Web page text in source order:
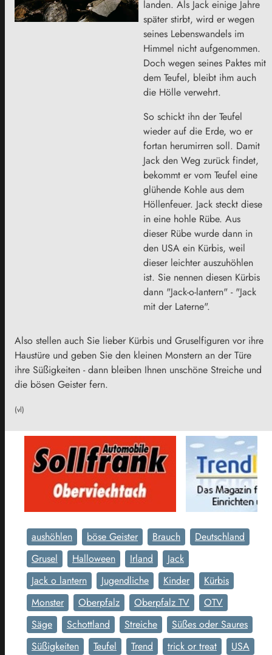
landen. Als Jack einige Jahre
später stirbt, wird er wegen
seines Lebenswandels im
Himmel nicht aufgenommen.
Doch wegen seines Paktes mit
dem Teufel, bleibt ihm auch
die Hölle verwehrt.
So schickt ihn der Teufel
wieder auf die Erde, wo er
fortan herumirren soll. Damit
Jack den Weg zurück findet,
bekommt er vom Teufel eine
glühende Kohle aus dem
Höllenfeuer. Jack steckt diese
in eine hohle Rübe. Aus
dieser Rübe wurde dann in
den USA ein Kürbis, weil
dieser leichter auszuhöhlen
ist. Sie nennen diesen Kürbis
dann "Jack-o-lantern" - "Jack
mit der Laterne".
Also stellen auch Sie lieber Kürbis und Gruselfiguren vor ihre
Haustüre und geben Sie den kleinen Monstern an der Türe
ihre Süßigkeiten - dann bleiben Ihnen unschöne Streiche und
die bösen Geister fern.
(vl)
aushöhlen böse Geister Brauch
Deutschland
Grusel
Halloween Irland
Jack
Jack o lantern
Jugendliche Kinder
Kürbis
Monster
Oberpfalz Oberpfalz TV
OTV
Säge
Schottland Streiche
Süßes oder Saures
Süßigkeiten
Teufel Trend trick or treat USA